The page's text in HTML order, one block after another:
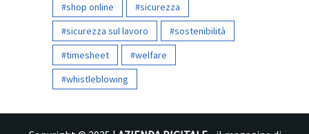
shop online
sicurezza
sicurezza sul lavoro
sostenibilità
timesheet
welfare
whistleblowing